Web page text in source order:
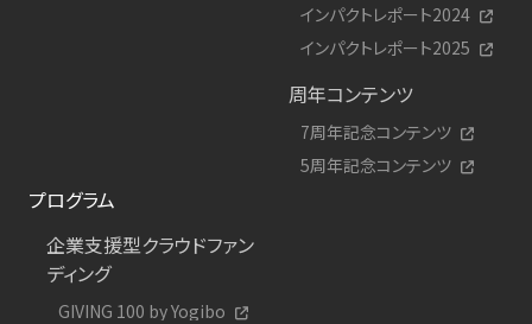
インパクトレポート2024
インパクトレポート2025
周年コンテンツ
7周年記念コンテンツ
5周年記念コンテンツ
プログラム
企業支援型クラウドファン
ディング
GIVING 100 by Yogibo